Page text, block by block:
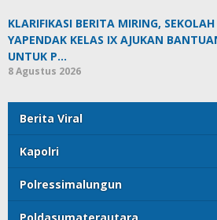
KLARIFIKASI BERITA MIRING, SEKOLAH
YAPENDAK KELAS IX AJUKAN
UNTUK P…
8 Agustus 2026
Berita Viral
Kapolri
Polressimalungun